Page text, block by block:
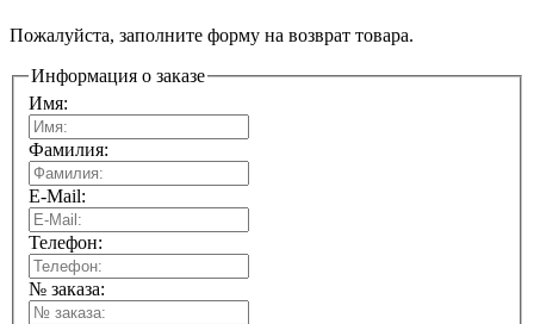
Пожалуйста, заполните форму на возврат товара.
Информация о заказе
Имя:
Фамилия:
E-Mail:
Телефон:
№ заказа: